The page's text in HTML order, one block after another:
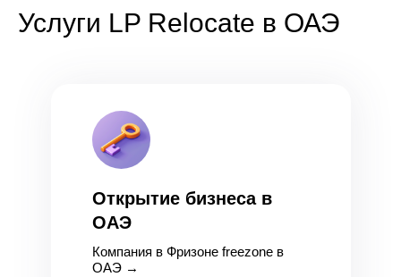
Услуги LP Relocate в ОАЭ
Открытие бизнеса в
ОАЭ
Компания в Фризоне freezone в
ОАЭ →